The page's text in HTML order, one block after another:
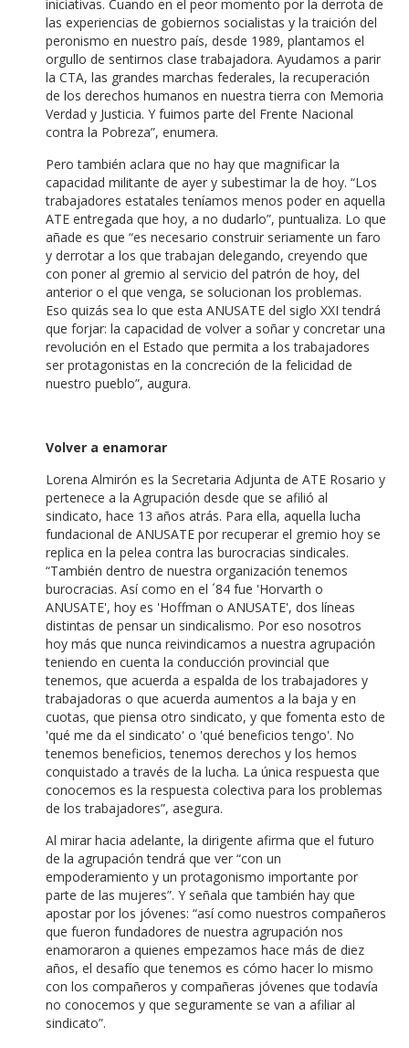
iniciativas. Cuando en el peor momento por la derrota de
las experiencias de gobiernos socialistas y la traición del
peronismo en nuestro país, desde 1989, plantamos el
orgullo de sentirnos clase trabajadora. Ayudamos a parir
la CTA, las grandes marchas federales, la recuperación
de los derechos humanos en nuestra tierra con Memoria
Verdad y Justicia. Y fuimos parte del Frente Nacional
contra la Pobreza”, enumera.
Pero también aclara que no hay que magnificar la
capacidad militante de ayer y subestimar la de hoy. “Los
trabajadores estatales teníamos menos poder en aquella
ATE entregada que hoy, a no dudarlo”, puntualiza. Lo que
añade es que “es necesario construir seriamente un faro
y derrotar a los que trabajan delegando, creyendo que
con poner al gremio al servicio del patrón de hoy, del
anterior o el que venga, se solucionan los problemas.
Eso quizás sea lo que esta ANUSATE del siglo XXI tendrá
que forjar: la capacidad de volver a soñar y concretar una
revolución en el Estado que permita a los trabajadores
ser protagonistas en la concreción de la felicidad de
nuestro pueblo”, augura.
Volver a enamorar
Lorena Almirón es la Secretaria Adjunta de ATE Rosario y
pertenece a la Agrupación desde que se afilió al
sindicato, hace 13 años atrás. Para ella, aquella lucha
fundacional de ANUSATE por recuperar el gremio hoy se
replica en la pelea contra las burocracias sindicales.
“También dentro de nuestra organización tenemos
burocracias. Así como en el ´84 fue 'Horvarth o
ANUSATE', hoy es 'Hoffman o ANUSATE', dos líneas
distintas de pensar un sindicalismo. Por eso nosotros
hoy más que nunca reivindicamos a nuestra agrupación
teniendo en cuenta la conducción provincial que
tenemos, que acuerda a espalda de los trabajadores y
trabajadoras o que acuerda aumentos a la baja y en
cuotas, que piensa otro sindicato, y que fomenta esto de
'qué me da el sindicato' o 'qué beneficios tengo'. No
tenemos beneficios, tenemos derechos y los hemos
conquistado a través de la lucha. La única respuesta que
conocemos es la respuesta colectiva para los problemas
de los trabajadores”, asegura.
Al mirar hacia adelante, la dirigente afirma que el futuro
de la agrupación tendrá que ver “con un
empoderamiento y un protagonismo importante por
parte de las mujeres”. Y señala que también hay que
apostar por los jóvenes: “así como nuestros compañeros
que fueron fundadores de nuestra agrupación nos
enamoraron a quienes empezamos hace más de diez
años, el desafío que tenemos es cómo hacer lo mismo
con los compañeros y compañeras jóvenes que todavía
no conocemos y que seguramente se van a afiliar al
sindicato”.